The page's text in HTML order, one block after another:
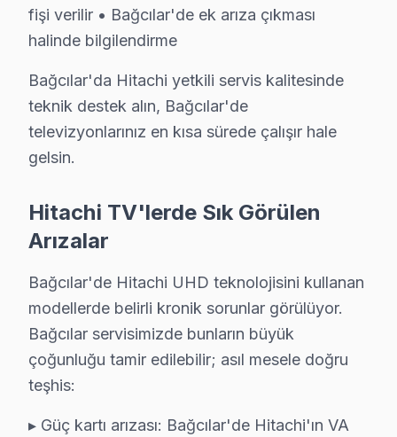
Telefon: 0850 811 14 36
• Bağcılar'de aynı gün Hitachi televizyon randevu
• Bağcılar genelinde hızlı ve profesyonel Hitachi
Bağcılar'de Yerinde Hitachi Televizyon Servis
Bağcılar Meydanı, Güneşli Sanayi, Mahmutbey
Bağcılar Hitachi Televizyon Servisi İçin
Bağcılar'deki Tecrübemiz: Bağcılar ve yakın
Bağcılar Servis Güvencesi: Bağcılar'de
Bağcılar bu TV Sertifikalı Kadro: Hitachi yetkili
Bağcılar'de İtibar: Bağcılar ve çevresinde tercih
fişi verilir • Bağcılar'de ek arıza çıkması
halinde bilgilendirme
Bağcılar'da Hitachi yetkili servis kalitesinde
teknik destek alın, Bağcılar'de
televizyonlarınız en kısa sürede çalışır hale
gelsin.
Hitachi TV'lerde Sık Görülen
Arızalar
Bağcılar'de Hitachi UHD teknolojisini kullanan
modellerde belirli kronik sorunlar görülüyor.
Bağcılar servisimizde bunların büyük
çoğunluğu tamir edilebilir; asıl mesele doğru
teşhis:
▸ Güç kartı arızası: Bağcılar'de Hitachi'ın VA